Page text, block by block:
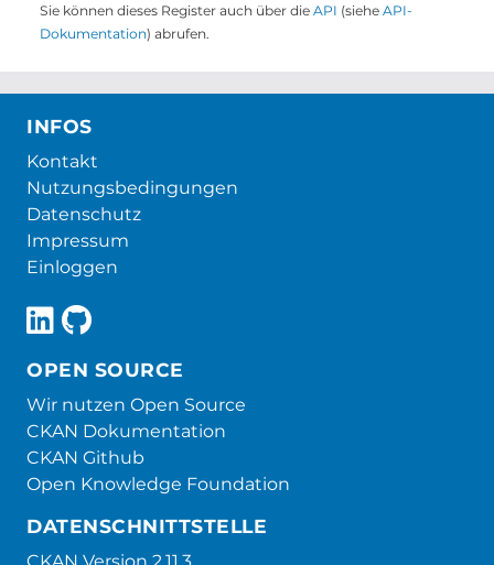
Sie können dieses Register auch über die API (siehe API-
Dokumentation) abrufen.
INFOS
Kontakt
Nutzungsbedingungen
Datenschutz
Impressum
Einloggen
OPEN SOURCE
Wir nutzen Open Source
CKAN Dokumentation
CKAN Github
Open Knowledge Foundation
DATENSCHNITTSTELLE